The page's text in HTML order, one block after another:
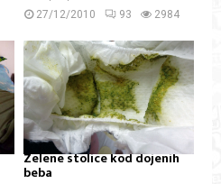
27/12/2010 93 2984
Zelene stolice kod dojenih
beba